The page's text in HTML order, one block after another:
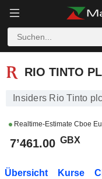
RIO TINTO PLC
RIO TINTO
Insiders Rio Tinto plc
Realtime-Estimate Cboe
7’461.00 GBX
Übersicht Kurse